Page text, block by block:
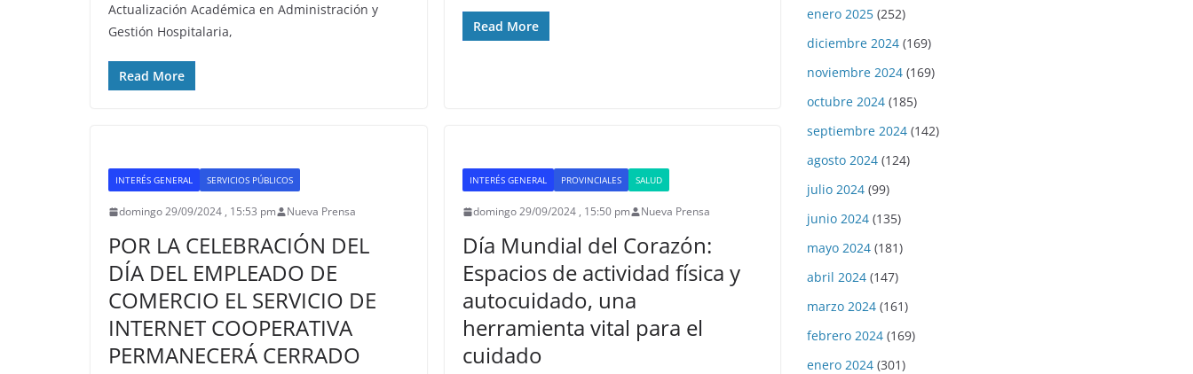
Actualización Académica en Administración y
Gestión Hospitalaria,
Read More
Read More
INTERÉS GENERAL SERVICIOS PÚBLICOS
domingo 29/09/2024 , 15:53 pm Nueva Prensa
POR LA CELEBRACIÓN DEL
DÍA DEL EMPLEADO DE
COMERCIO EL SERVICIO DE
INTERNET COOPERATIVA
PERMANECERÁ CERRADO
INTERÉS GENERAL PROVINCIALES SALUD
domingo 29/09/2024 , 15:50 pm Nueva Prensa
Día Mundial del Corazón:
Espacios de actividad física y
autocuidado, una
herramienta vital para el
cuidado
enero 2025 (252)
diciembre 2024 (169)
noviembre 2024 (169)
octubre 2024 (185)
septiembre 2024 (142)
agosto 2024 (124)
julio 2024 (99)
junio 2024 (135)
mayo 2024 (181)
abril 2024 (147)
marzo 2024 (161)
febrero 2024 (169)
enero 2024 (301)